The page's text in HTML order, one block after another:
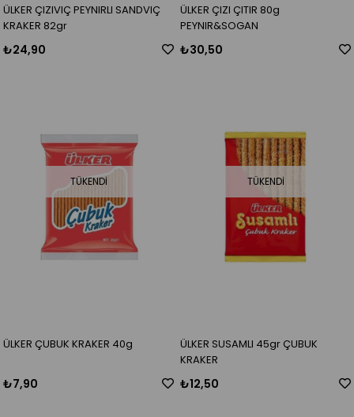
ÜLKER ÇIZIVIÇ PEYNIRLI SANDVIÇ
KRAKER 82gr
₺24,90
ÜLKER ÇIZI ÇITIR 80g
PEYNIR&SOGAN
₺30,50
TÜKENDI
ÜLKER ÇUBUK KRAKER 40g
₺7,90
TÜKENDI
ÜLKER SUSAMLI 45gr ÇUBUK
KRAKER
₺12,50